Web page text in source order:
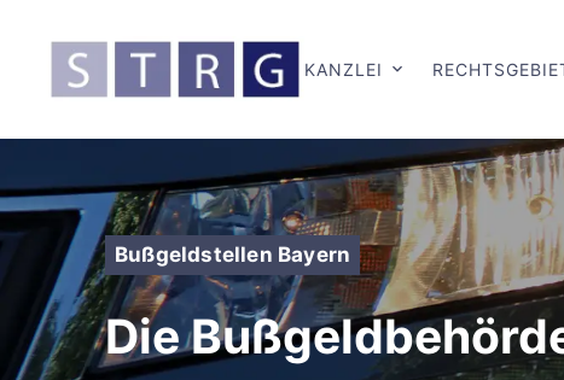
KANZLEI
Bußgeldstellen Bayern
Die